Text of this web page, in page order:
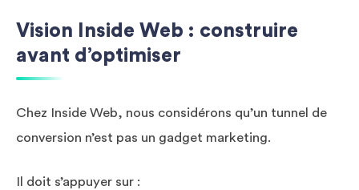
Vision Inside Web : construire
avant d’optimiser
Chez Inside Web, nous considérons qu’un tunnel de
conversion n’est pas un gadget marketing.
Il doit s’appuyer sur :